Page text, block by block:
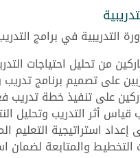
التدريبية في برامج
من تحليل احتياجات
على تصميم برنامج
على تنفيذ خطة تدريب
قياس أثر التدريب وتحليل
إعداد استراتيجية
التخطيط والمتابعة لضمان